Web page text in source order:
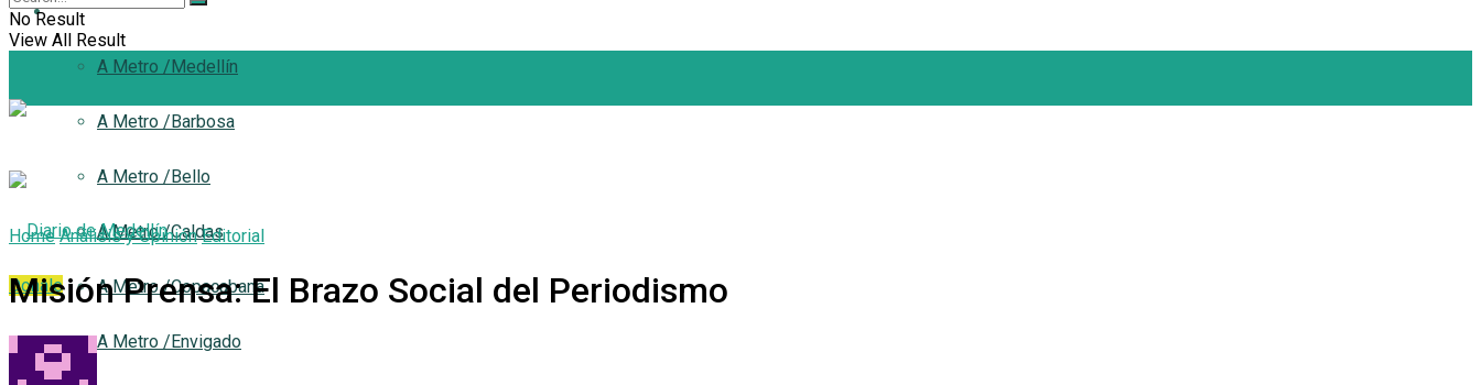
A Metro
A Metro /Medellín
A Metro /Barbosa
A Metro /Bello
A Metro /Caldas
A Metro /Copacabana
A Metro /Envigado
No Result
View All Result
Donale
Home Análisis y Opinión Editorial
Misión Prensa: El Brazo Social del Periodismo